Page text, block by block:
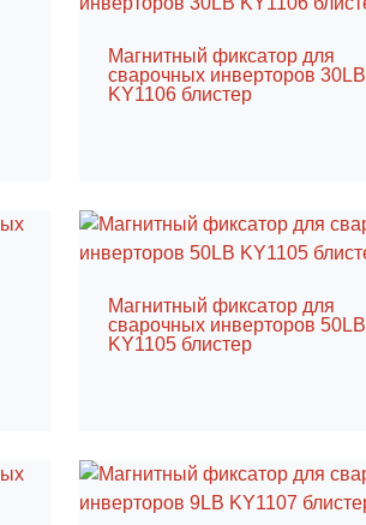
Магнитный фиксатор для
сварочных инверторов 30LB
KY1106 блистер
Магнитный фиксатор для
сварочных инверторов 50LB
KY1105 блистер